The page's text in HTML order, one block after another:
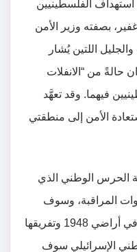
الفلسطينيين
بصفته وزير الأمن
اللتين يُشار
حالةً من “الانفلات
فيهما. وقد تعهَّد
الانتخابية في 2022 باستعادة الأمن إلى منطقتي
الحرس الوطني الذي
المراقبة، وسوف
يُستَخدم لردع التعبئة الفلسطينية في أراضي 1948 وتفريقها
الإسرائيلي سوف